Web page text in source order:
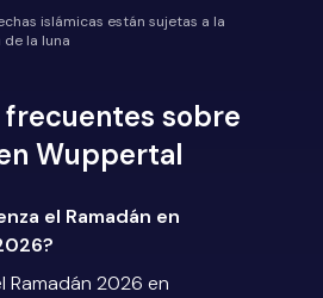
islámicas están sujetas a la
la luna
frecuentes sobre
Wuppertal
el Ramadán en
Ramadán 2026 en